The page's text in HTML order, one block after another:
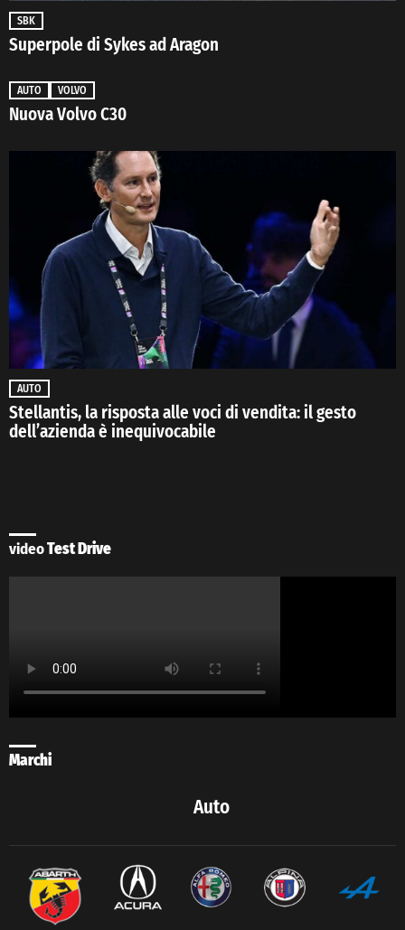
SBK
Superpole di Sykes ad Aragon
AUTO VOLVO
Nuova Volvo C30
AUTO
Stellantis, la risposta alle voci di vendita: il gesto
dell’azienda è inequivocabile
videoTest Drive
Marchi
Auto